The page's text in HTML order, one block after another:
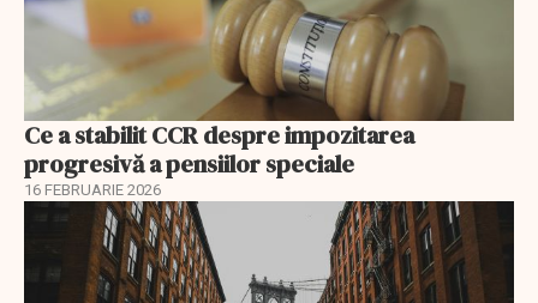
Ce a stabilit CCR despre impozitarea
progresivă a pensiilor speciale
16 FEBRUARIE 2026